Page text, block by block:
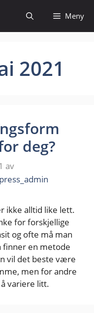
Meny
2021
deg?
av
ikke alltid like lett.
for forskjellige
og ofte må man
finner en metode
vil det beste være
men for andre
variere litt.